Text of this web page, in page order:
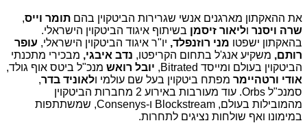
את ההאקתון מארגנים אנשי שגרירות הביטקוין בהם תומר וייס,
שרה ויסנר וליאור זיסמן בשיתוף איגוד הביטקוין הישראלי.
בהאקתון ישפטו מני רוזנפלד, יו"ר איגוד הביטקוין הישראלי, עופר
רותם, משקיע אנג'ל בתחום הקריפטו, נדב איבגי, מבכירי מתכנתי
הביטקוין בעולם ומייסד Bitrated
, יובל רואש מנכ"ל ביטס אוף גולד,
אודי ורטהיימר מפתח ביטקוין בעל שם עולמי ולאוניד בדר,
סמנכ"ל Orbs
. עוד מעורבות באירוע 2 מחברות הביטקוין
מהמובילות בעולם, Blockstream ו-Consenys, שמשתתפות
במימונו ואף שולחות נציגים לתחרות.